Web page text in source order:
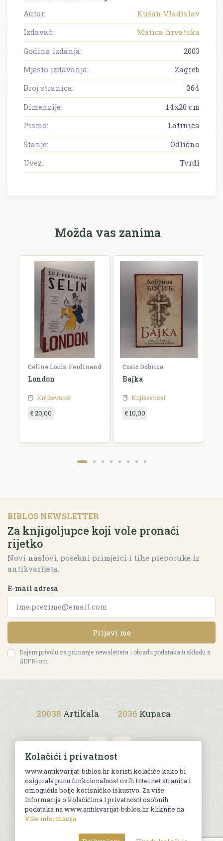
Autor:
Kušan Vladislav
Izdavač:
Matica hrvatska
Godina izdanja:
2003
Mjesto izdavanja:
Zagreb
Broj stranica:
364
Dimenzije:
14x20 cm
Pismo:
Latinica
Stanje:
Odlično
Uvez:
Tvrdi
Možda vas zanima
Celine Louis-Ferdinand
London
Književnost
€ 20,00
Ćosić Dobrica
Bajka
Književnost
€ 10,00
BIBLOS NEWSLETTER
Za knjigoljupce koji vole pronaći
rijetko
Novi naslovi, posebni primjerci i tihe preporuke iz
antikvarijata.
E-mail adresa
Prijavi me
Dajem privolu za primanje newslettera i obradu podataka u skladu s
GDPR-om.
20038 Artikala 2036 Kupaca
Uvjeti kupnje
© Sva prava pridržana. Web by
Kolačići i privatnost
www.antikvarijat-biblos.hr koristi kolačiće kako bi
osigurala punu funkcionalnost ovih Internet stranica i
omogućila bolje korisničko iskustvo. Za više
informacija o kolačićima i privatnosti osobnih
podataka na www.antikvarijat-biblos.hr kliknite na
Više informacija